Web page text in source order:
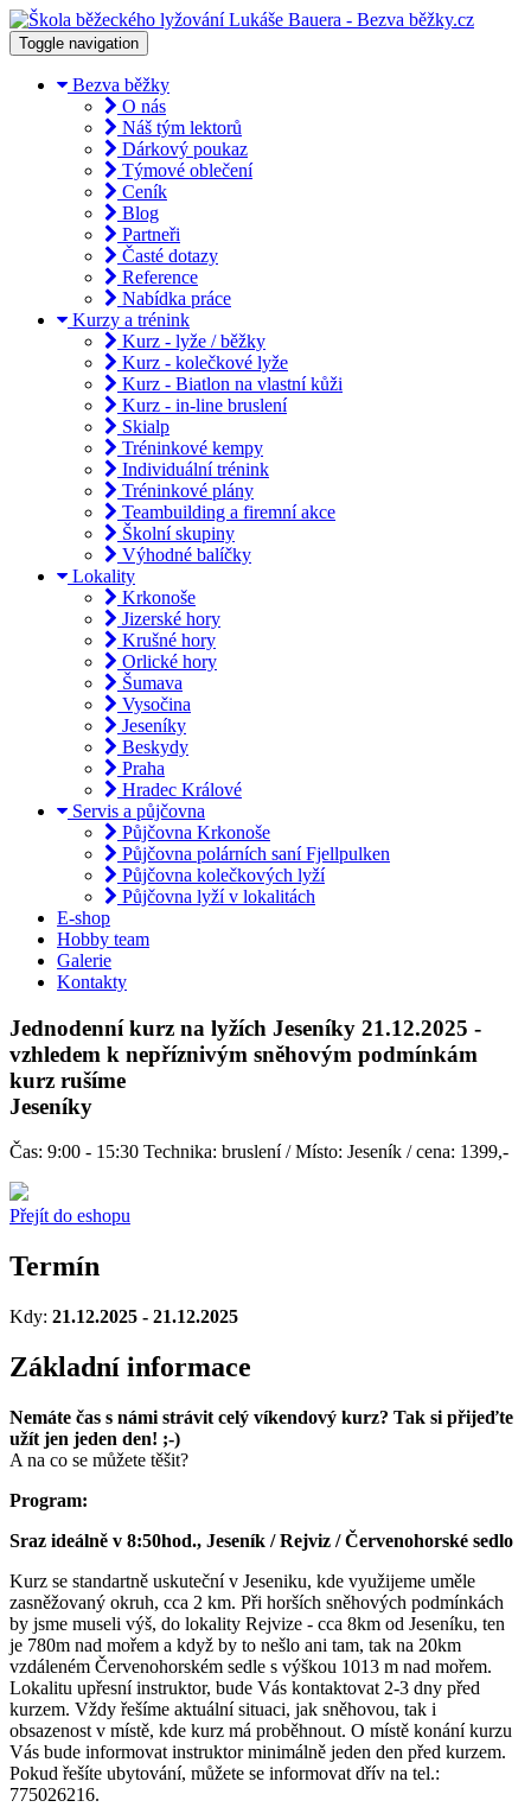
Toggle navigation
Bezva běžky
O nás
Náš tým lektorů
Dárkový poukaz
Týmové oblečení
Ceník
Blog
Partneři
Časté dotazy
Reference
Nabídka práce
Kurzy a trénink
Kurz - lyže / běžky
Kurz - kolečkové lyže
Kurz - Biatlon na vlastní kůži
Kurz - in-line bruslení
Skialp
Tréninkové kempy
Individuální trénink
Tréninkové plány
Teambuilding a firemní akce
Školní skupiny
Výhodné balíčky
Lokality
Krkonoše
Jizerské hory
Krušné hory
Orlické hory
Šumava
Vysočina
Jeseníky
Beskydy
Praha
Hradec Králové
Servis a půjčovna
Půjčovna Krkonoše
Půjčovna polárních saní Fjellpulken
Půjčovna kolečkových lyží
Půjčovna lyží v lokalitách
E-shop
Hobby team
Galerie
Kontakty
Jednodenní kurz na lyžích Jeseníky 21.12.2025 -
vzhledem k nepříznivým sněhovým podmínkám
kurz rušíme
Jeseníky
Čas: 9:00 - 15:30 Technika: bruslení / Místo: Jeseník / cena: 1399,-
Přejít do eshopu
Termín
Kdy: 21.12.2025 - 21.12.2025
Základní informace
Nemáte čas s námi strávit celý víkendový kurz? Tak si přijeďte
užít jen jeden den! ;-)
A na co se můžete těšit?
Program:
Sraz ideálně v 8:50hod., Jeseník / Rejviz / Červenohorské sedlo
Kurz se standartně uskuteční v Jeseniku, kde využijeme uměle
zasněžovaný okruh, cca 2 km. Při horších sněhových podmínkách
by jsme museli výš, do lokality Rejvize - cca 8km od Jeseníku, ten
je 780m nad mořem a když by to nešlo ani tam, tak na 20km
vzdáleném Červenohorském sedle s výškou 1013 m nad mořem.
Lokalitu upřesní instruktor, bude Vás kontaktovat 2-3 dny před
kurzem. Vždy řešíme aktuální situaci, jak sněhovou, tak i
obsazenost v místě, kde kurz má proběhnout. O místě konání kurzu
Vás bude informovat instruktor minimálně jeden den před kurzem.
Pokud řešíte ubytování, můžete se informovat dřív na tel.:
775026216.